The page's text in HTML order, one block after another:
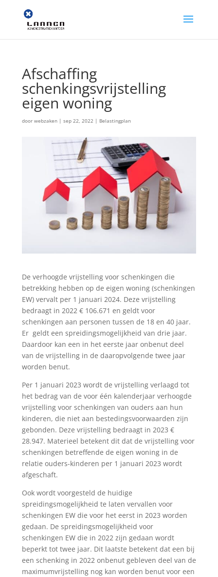
Afschaffing
schenkingsvrijstelling
eigen woning
door webzaken| sep 22, 2022 | Belastingplan
De verhoogde vrijstelling voor schenkingen die
betrekking hebben op de eigen woning (schenkingen
EW) vervalt per 1 januari 2024. Deze vrijstelling
bedraagt in 2022 € 106.671 en geldt voor
schenkingen aan personen tussen de 18 en 40 jaar.
Er geldt een spreidingsmogelijkheid van drie jaar.
Daardoor kan een in het eerste jaar onbenut deel
van de vrijstelling in de daaropvolgende twee jaar
worden benut.
Per 1 januari 2023 wordt de vrijstelling verlaagd tot
het bedrag van de voor één kalenderjaar verhoogde
vrijstelling voor schenkingen van ouders aan hun
kinderen, die niet aan bestedingsvoorwaarden zijn
gebonden. Deze vrijstelling bedraagt in 2023 €
28.947. Materieel betekent dit dat de vrijstelling voor
schenkingen betreffende de eigen woning in de
relatie ouders-kinderen per 1 januari 2023 wordt
afgeschaft.
Ook wordt voorgesteld de huidige
spreidingsmogelijkheid te laten vervallen voor
schenkingen EW die voor het eerst in 2023 worden
gedaan. De spreidingsmogelijkheid voor
schenkingen EW die in 2022 zijn gedaan wordt
beperkt tot twee jaar. Dit laatste betekent dat een bij
een schenking in 2022 onbenut gebleven deel van de
maximumvrijstelling nog kan worden benut voor een